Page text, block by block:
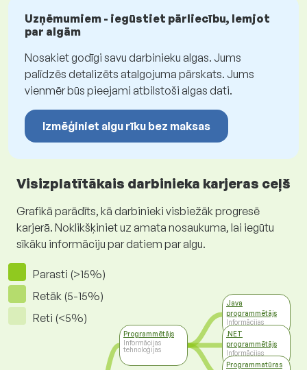
Uzņēmumiem - iegūstiet pārliecību, lemjot
par algām
Nosakiet godīgi savu darbinieku algas. Jums
palīdzēs detalizēts atalgojuma pārskats. Jums
vienmēr būs pieejami atbilstoši algas dati.
Izmēģiniet algu rīku bez maksas
Visizplatītākais darbinieka karjeras ceļš
Grafikā parādīts, kā darbinieki visbiežāk progresē
karjerā. Noklikšķiniet uz amata nosaukuma, lai iegūtu
sīkāku informāciju par datiem par algu.
Parasti (>15%)
Retāk (5-15%)
Reti (<5%)
Programmētājs
Informācijas
tehnoloģijas
Java
programmētājs
Informācijas
tehnoloģijas
.NET
programmētājs
Informācijas
tehnoloģijas
Programmatūras